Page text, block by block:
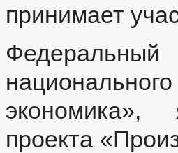
принимает
экономика»,
проекта